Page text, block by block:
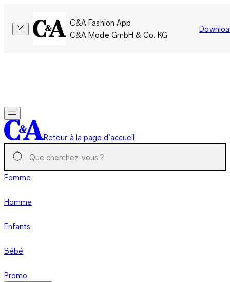
C&A Fashion App
C&A Mode GmbH & Co. KG
Retour à la page d’accueil
Femme
Homme
Enfants
Bébé
Promo